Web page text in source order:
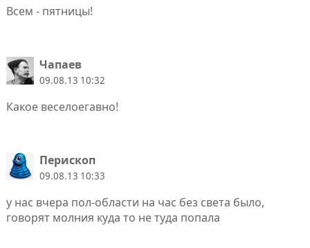
Всем - пятницы!
Чапаев
09.08.13 10:32
Какое веселоегавно!
Перископ
09.08.13 10:33
у нас вчера пол-области на час без света было,
говорят молния куда то не туда попала